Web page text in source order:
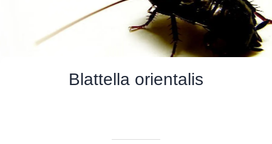
Blattella orientalis